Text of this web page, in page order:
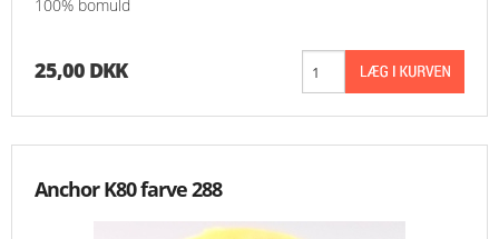
100% bomuld
25,00 DKK
Anchor K80 farve 288